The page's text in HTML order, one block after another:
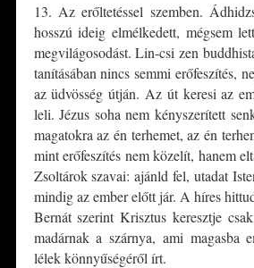
13. Az erőltetéssel szemben.
hosszú ideig elmélkedett, mégsem
megvilágosodást. Lin-csi zen
tanításában nincs semmi erőfeszítés,
az üdvösség útján. Az út keresi az
leli. Jézus soha nem kényszerített
magatokra az én terhemet, az én
mint erőfeszítés nem közelít, hanem
Zsoltárok szavai: ajánld fel, utadat
mindig az ember előtt jár. A híres
Bernát szerint Krisztus keresztje
madárnak a szárnya, ami magasba
lélek könnyűségéről írt.